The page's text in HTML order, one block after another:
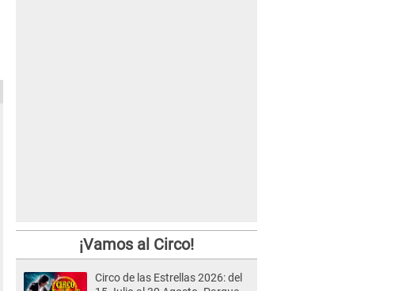
¡Vamos al Circo!
Circo de las Estrellas 2026: del